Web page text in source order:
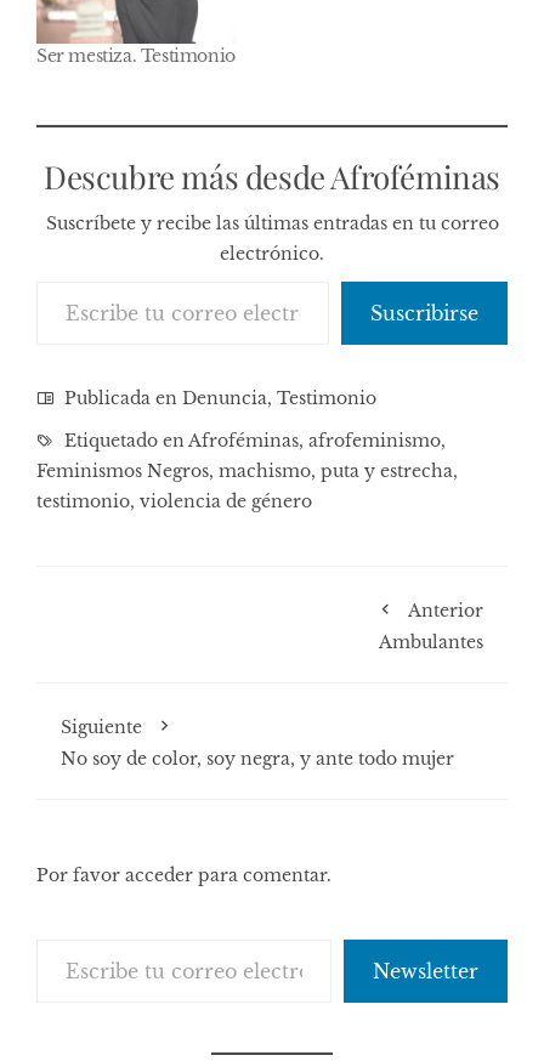
Ser mestiza. Testimonio
Descubre más desde Afroféminas
Suscríbete y recibe las últimas entradas en tu correo
electrónico.
Suscribirse
Publicada en Denuncia, Testimonio
Etiquetado en Afroféminas, afrofeminismo,
Feminismos Negros, machismo, puta y estrecha,
testimonio, violencia de género
Anterior
Ambulantes
Siguiente
No soy de color, soy negra, y ante todo mujer
Por favor acceder para comentar.
Newsletter